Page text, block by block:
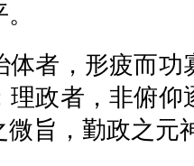
，形疲而功
理政者，非俯
旨，勤政之元